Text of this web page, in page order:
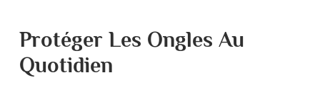
Protéger Les Ongles Au
Quotidien